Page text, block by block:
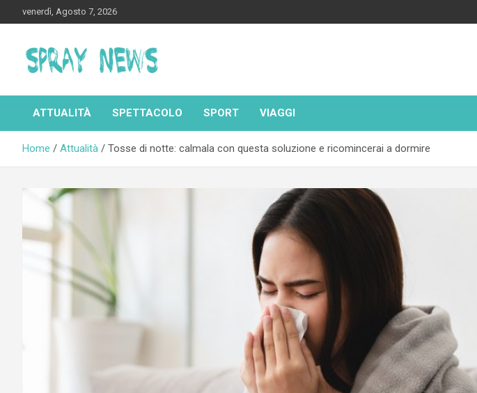
to
venerdì, Agosto 7, 2026
Spraynews.it
ATTUALITÀ SPETTACOLO SPORT VIAGGI
Home Attualità Tosse di notte: calmala con questa soluzione e ricomincerai a dormire